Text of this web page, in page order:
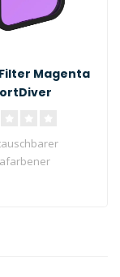
Magenta
für den Sealife
der d..